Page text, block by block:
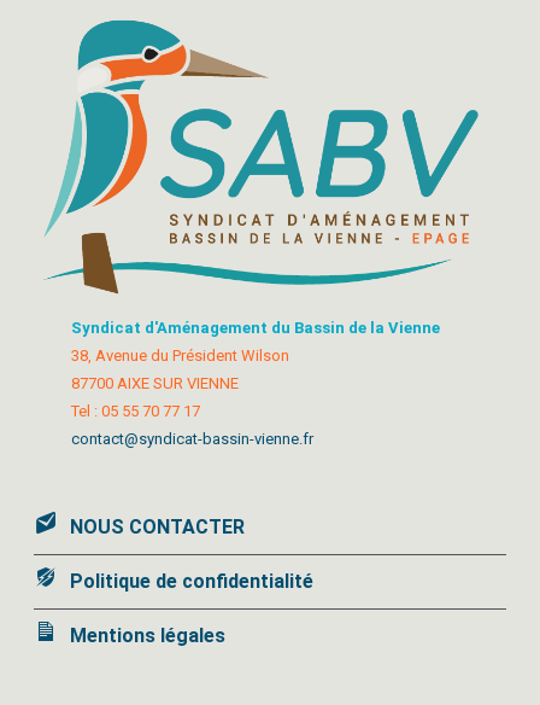
Syndicat d'Aménagement du Bassin de la Vienne
38, Avenue du Président Wilson
87700 AIXE SUR VIENNE
Tel : 05 55 70 77 17
contact@syndicat-bassin-vienne.fr
NOUS CONTACTER
Politique de confidentialité
Mentions légales